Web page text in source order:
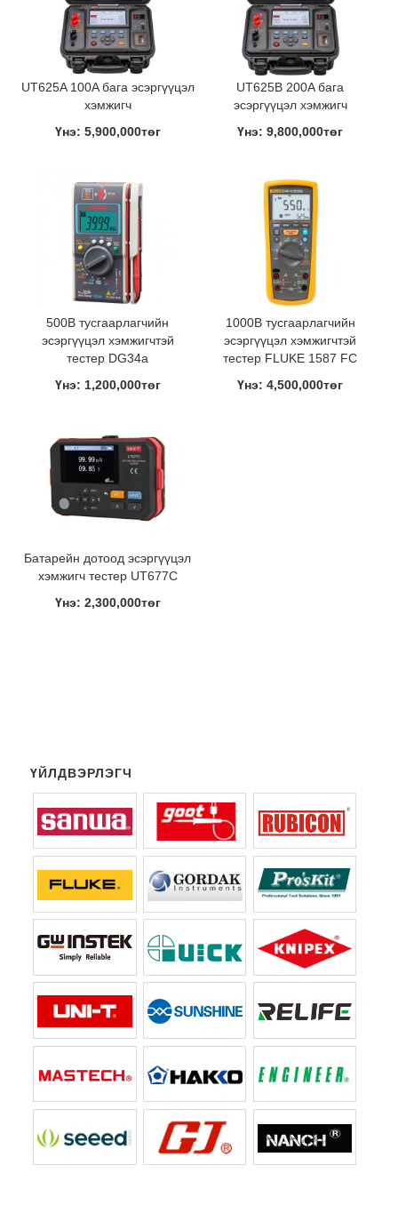
UT625A 100A бага эсэргүүцэл
хэмжигч
Үнэ: 5,900,000төг
UT625B 200A бага
эсэргүүцэл хэмжигч
Үнэ: 9,800,000төг
500В тусгаарлагчийн
эсэргүүцэл хэмжигчтэй
тестер DG34a
Үнэ: 1,200,000төг
1000В тусгаарлагчийн
эсэргүүцэл хэмжигчтэй
тестер FLUKE 1587 FC
Үнэ: 4,500,000төг
Батарейн дотоод эсэргүүцэл
хэмжигч тестер UT677C
Үнэ: 2,300,000төг
ҮЙЛДВЭРЛЭГЧ